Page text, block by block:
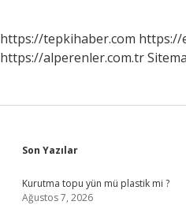
https://tepkihaber.com https://
https://alperenler.com.tr
Sidebar
Son Yazılar
Kurutma topu yün mü plastik mi ?
Ağustos 7, 2026